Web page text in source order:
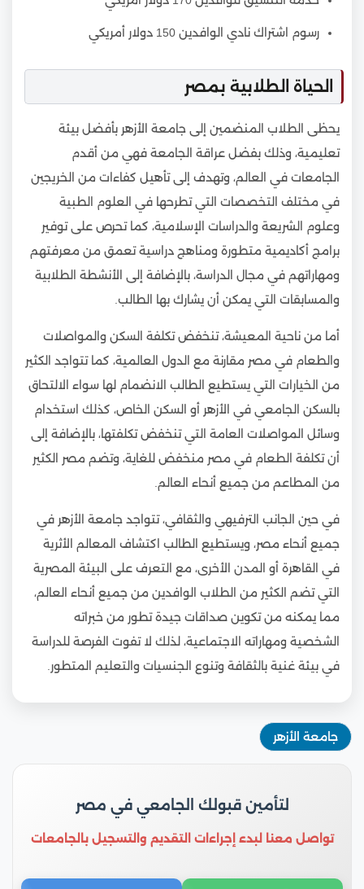
رسوم اشتراك نادي الوافدين 150 دولار أمريكي
الحياة الطلابية بمصر
يحظى الطلاب المنضمين إلى جامعة الأزهر بأفضل بيئة
تعليمية، وذلك بفضل عراقة الجامعة فهي من أقدم
الجامعات في العالم، وتهدف إلى تأهيل كفاءات من الخريجين
في مختلف التخصصات التي تطرحها في العلوم الطبية
وعلوم الشريعة والدراسات الإسلامية، كما تحرص على توفير
برامج أكاديمية متطورة ومناهج دراسية تعمق من معرفتهم
ومهاراتهم في مجال الدراسة، بالإضافة إلى الأنشطة الطلابية
والمسابقات التي يمكن أن يشارك بها الطالب.
أما من ناحية المعيشة، تنخفض تكلفة السكن والمواصلات
والطعام في مصر مقارنة مع الدول العالمية، كما تتواجد الكثير
من الخيارات التي يستطيع الطالب الانضمام لها سواء الالتحاق
بالسكن الجامعي في الأزهر أو السكن الخاص، كذلك استخدام
وسائل المواصلات العامة التي تنخفض تكلفتها، بالإضافة إلى
أن تكلفة الطعام في مصر منخفض للغاية، وتضم مصر الكثير
من المطاعم من جميع أنحاء العالم.
في حين الجانب الترفيهي والثقافي، تتواجد جامعة الأزهر في
جميع أنحاء مصر، ويستطيع الطالب اكتشاف المعالم الأثرية
في القاهرة أو المدن الأخرى، مع التعرف على البيئة المصرية
التي تضم الكثير من الطلاب الوافدين من جميع أنحاء العالم،
مما يمكنه من تكوين صداقات جيدة تطور من خبراته
الشخصية ومهاراته الاجتماعية، لذلك لا تفوت الفرصة للدراسة
في بيئة غنية بالثقافة وتنوع الجنسيات والتعليم المتطور.
جامعة الأزهر
لتأمين قبولك الجامعي في مصر
تواصل معنا لبدء إجراءات التقديم والتسجيل بالجامعات